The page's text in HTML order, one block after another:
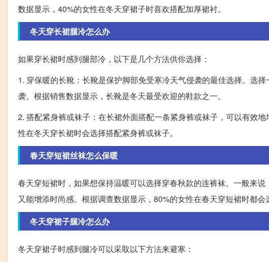
数据显示，40%的女性在冬天穿裙子时喜欢搭配加厚裙衬。
冬天穿长裙腿冷怎么办
如果穿长裙时感到腿部冷，以下是几个方法供你选择：
1. 穿保暖的长靴：长靴是保护脚部免受寒冷天气侵袭的最佳选择。选
袭。根据销售数据显示，长靴是冬天最受欢迎的鞋款之一。
2. 搭配紧身裤或袜子：在长裙外面搭配一条紧身裤或袜子，可以有效
性在冬天穿长裙时会选择搭配紧身裤或袜子。
春天穿短裙丝袜怎么保暖
春天穿短裙时，如果想保持温暖可以选择穿春秋款的连裤袜。一般来
又能增添时尚感。根据调查数据显示，80%的女性在春天穿短裙时都会
冬天穿裙子腿冷怎么办
冬天穿裙子时感到腿冷可以采取以下方法来避寒：